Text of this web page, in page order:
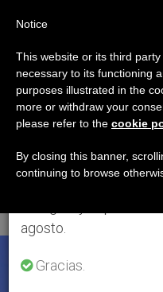
ETIQUETA
Posts
ÚLTIMAS NOTICIAS
Aviso
Del 27 de julio al 7
anual, aprovechando
se generan menos
agosto.
Gracias.
Notice
This website or its third
necessary to its functioning
purposes illustrated in the
more or withdraw your
please refer to the cookie
By closing this banner,
continuing to browse